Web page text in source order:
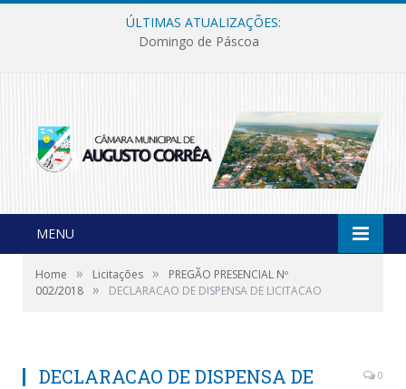
ÚLTIMAS ATUALIZAÇÕES:
Domingo de Páscoa
MENU
Home » Licitações »
PREGÃO PRESENCIAL Nº
002/2018 » DECLARACAO DE DISPENSA DE LICITACAO
DECLARACAO DE DISPENSA DE
0